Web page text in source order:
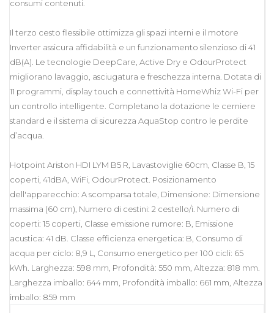
consumi contenuti.
Il terzo cesto flessibile ottimizza gli spazi interni e il motore
Inverter assicura affidabilità e un funzionamento silenzioso di 41
dB(A). Le tecnologie DeepCare, Active Dry e OdourProtect
migliorano lavaggio, asciugatura e freschezza interna. Dotata di
11 programmi, display touch e connettività HomeWhiz Wi-Fi per
un controllo intelligente. Completano la dotazione le cerniere
standard e il sistema di sicurezza AquaStop contro le perdite
d’acqua.
Hotpoint Ariston HDI LYM B5 R, Lavastoviglie 60cm, Classe B, 15
coperti, 41dBA, WiFi, OdourProtect. Posizionamento
dell'apparecchio: A scomparsa totale, Dimensione: Dimensione
massima (60 cm), Numero di cestini: 2 cestello/i. Numero di
coperti: 15 coperti, Classe emissione rumore: B, Emissione
acustica: 41 dB. Classe efficienza energetica: B, Consumo di
acqua per ciclo: 8,9 L, Consumo energetico per 100 cicli: 65
kWh. Larghezza: 598 mm, Profondità: 550 mm, Altezza: 818 mm.
Larghezza imballo: 644 mm, Profondità imballo: 661 mm, Altezza
imballo: 859 mm